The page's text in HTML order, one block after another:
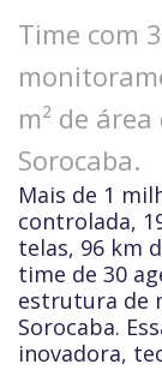
Time com
m² de
Sorocaba.
Mais de 1
controlada,
telas, 96 km
time de 30
estrutura de
Sorocaba.
inovadora,